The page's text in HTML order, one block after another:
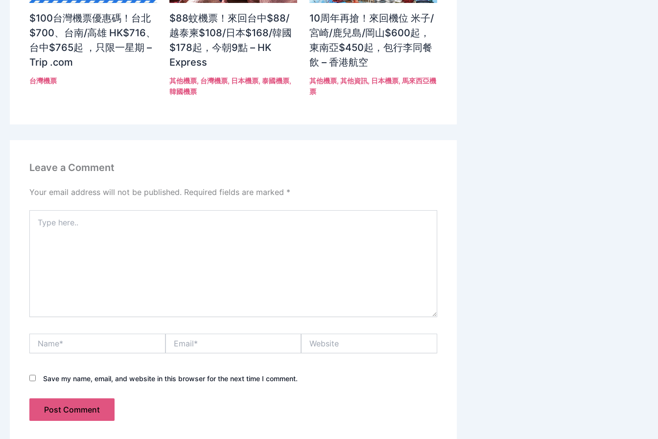
$100台灣機票優惠碼！台北
$700、台南/高雄 HK$716、
台中$765起 ，只限一星期 –
Trip .com
台灣機票
$88蚊機票！來回台中$88/
越泰柬$108/日本$168/韓國
$178起，今朝9點 – HK
Express
其他機票, 台灣機票, 日本機票, 泰國機票,
韓國機票
10周年再搶！來回機位 米子/
宮崎/鹿兒島/岡山$600起，
東南亞$450起，包行李同餐
飲 – 香港航空
其他機票, 其他資訊, 日本機票, 馬來西亞機
票
Leave a Comment
Your email address will not be published. Required fields are marked *
here..
Save my name, email, and website in this browser for the next time I comment.